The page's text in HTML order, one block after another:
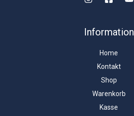
Information
Home
Kontakt
Shop
Warenkorb
Kasse